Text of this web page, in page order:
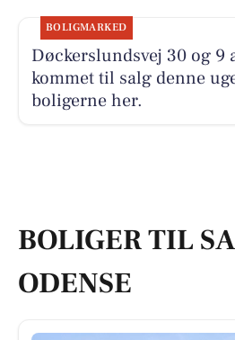
BOLIGMARKED
Døckerslundsvej 30 og 9
kommet til salg denne
boligerne her.
BOLIGER TIL
ODENSE